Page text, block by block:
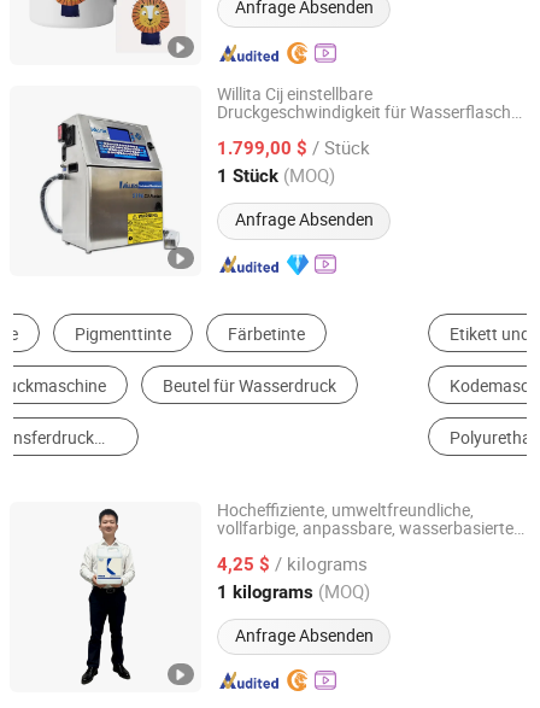
Anfrage Absenden
Willita Cij einstellbare
Druckgeschwindigkeit für Wasserflasche
1.799,00 $ / Stück
1 Stück (MOQ)
Anfrage Absenden
WILLITA INK JET TECHNOLOGY(WUHAN) CO.,LTD.
Hubei, China Seit 2023
Etikett und Abziehbildesdruck Acrylatkleber
Kodemaschine Silikonkleber
Polyurethan-Klebstoff
Hocheffiziente, umweltfreundliche,
vollfarbige, anpassbare, wasserbasierte
Innenwandbeschichtungen und Druck
4,25 $ / kilograms
1 kilograms (MOQ)
Anfrage Absenden
Guangzhou Eric Wei Chemical Co., Ltd.
Guangdong, China Seit 2025